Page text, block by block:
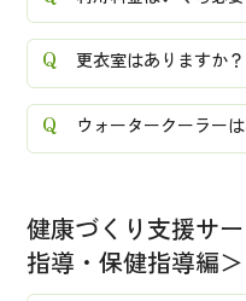
更衣室はありますか？
ウォータークーラー
健康づくり支援サ
指導・保健指導編＞